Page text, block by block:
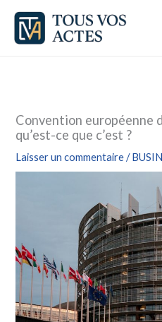
Aller
contenu
Convention européenne
qu’est-ce que c’est ?
Laisser un commentaire /